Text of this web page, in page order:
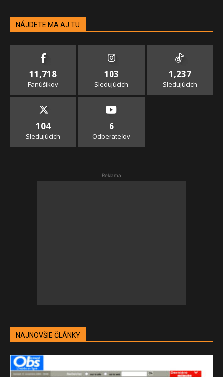
NÁJDETE MA AJ TU
11,718
Fanúšikov
103
Sledujúcich
1,237
Sledujúcich
104
Sledujúcich
6
Odberateľov
Reklama
NAJNOVŠIE ČLÁNKY